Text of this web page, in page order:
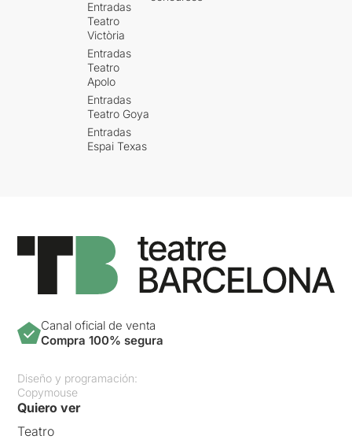
Entradas
Teatro
Victòria
Entradas
Teatro
Apolo
Entradas
Teatro Goya
Entradas
Espai Texas
Canal oficial de venta
Compra 100% segura
Diseño y programación:
Copymouse
Quiero ver
Teatro